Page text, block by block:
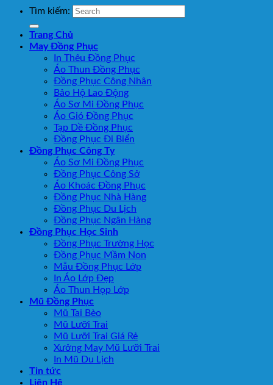
Tìm kiếm:
Trang Chủ
May Đồng Phục
In Thêu Đồng Phục
Áo Thun Đồng Phục
Đồng Phục Công Nhân
Bảo Hộ Lao Động
Áo Sơ Mi Đồng Phục
Áo Gió Đồng Phục
Tạp Dề Đồng Phục
Đồng Phục Đi Biển
Đồng Phục Công Ty
Áo Sơ Mi Đồng Phục
Đồng Phục Công Sở
Áo Khoác Đồng Phục
Đồng Phục Nhà Hàng
Đồng Phục Du Lịch
Đồng Phục Ngân Hàng
Đồng Phục Học Sinh
Đồng Phục Trường Học
Đồng Phục Mầm Non
Mẫu Đồng Phục Lớp
In Áo Lớp Đẹp
Áo Thun Họp Lớp
Mũ Đồng Phục
Mũ Tai Bèo
Mũ Lưỡi Trai
Mũ Lưỡi Trai Giá Rẻ
Xưởng May Mũ Lưỡi Trai
In Mũ Du Lịch
Tin tức
Liên Hệ